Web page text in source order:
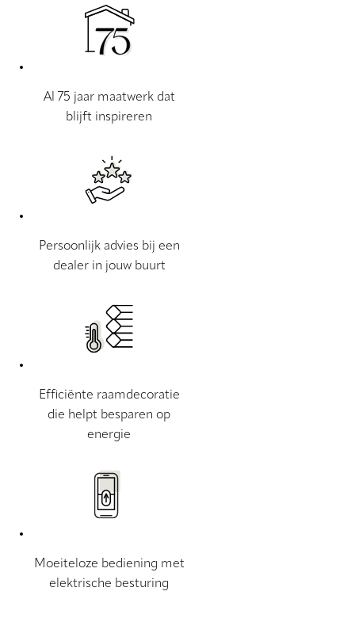
Al 75 jaar maatwerk dat
blijft inspireren
Persoonlijk advies bij een
dealer in jouw buurt
Efficiënte raamdecoratie
die helpt besparen op
energie
Moeiteloze bediening met
elektrische besturing